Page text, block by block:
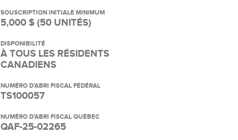
SOUSCRIPTION INITIALE MINIMUM
5,000 $ (50 UNITÉS)
DISPONIBILITÉ
ÀTOUS LES RÉSIDENTS
CANADIENS
NUMÉRO D’ABRI FISCAL FÉDÉRAL
TS100057
NUMÉRO D’ABRI FISCALQUÉBEC
QAF-25-02265